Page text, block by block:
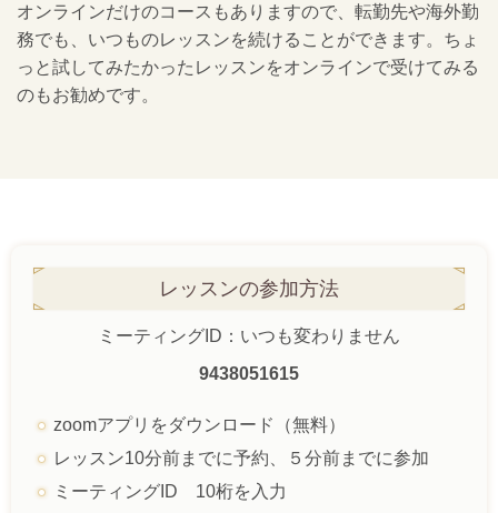
オンラインだけのコースもありますので、転勤先や海外勤
務でも、いつものレッスンを続けることができます。ちょ
っと試してみたかったレッスンをオンラインで受けてみる
のもお勧めです。
レッスンの参加方法
ミーティングID：いつも変わりません
9438051615
zoomアプリをダウンロード（無料）
レッスン10分前までに予約、５分前までに参加
ミーティングID 10桁を入力